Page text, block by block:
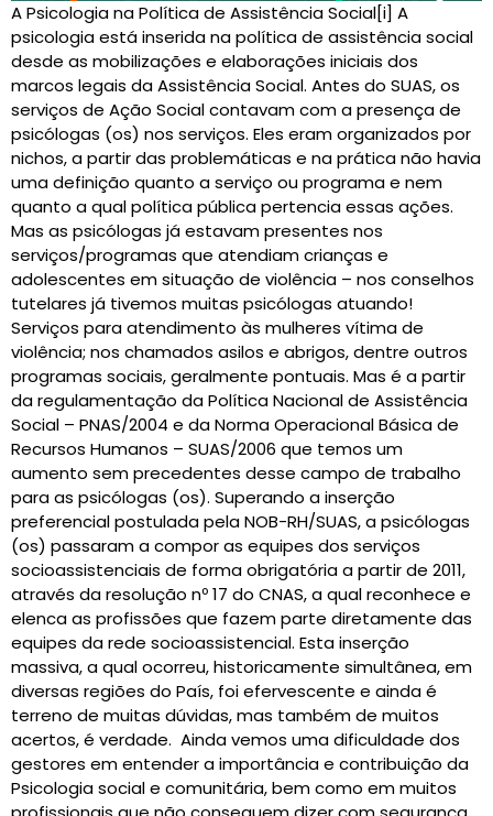
A Psicologia na Política de Assistência Social[i] A
psicologia está inserida na política de assistência social
desde as mobilizações e elaborações iniciais dos
marcos legais da Assistência Social. Antes do SUAS, os
serviços de Ação Social contavam com a presença de
psicólogas (os) nos serviços. Eles eram organizados por
nichos, a partir das problemáticas e na prática não havia
uma definição quanto a serviço ou programa e nem
quanto a qual política pública pertencia essas ações.
Mas as psicólogas já estavam presentes nos
serviços/programas que atendiam crianças e
adolescentes em situação de violência – nos conselhos
tutelares já tivemos muitas psicólogas atuando!
Serviços para atendimento às mulheres vítima de
violência; nos chamados asilos e abrigos, dentre outros
programas sociais, geralmente pontuais. Mas é a partir
da regulamentação da Política Nacional de Assistência
Social – PNAS/2004 e da Norma Operacional Básica de
Recursos Humanos – SUAS/2006 que temos um
aumento sem precedentes desse campo de trabalho
para as psicólogas (os). Superando a inserção
preferencial postulada pela NOB-RH/SUAS, a psicólogas
(os) passaram a compor as equipes dos serviços
socioassistenciais de forma obrigatória a partir de 2011,
através da resolução nº 17 do CNAS, a qual reconhece e
elenca as profissões que fazem parte diretamente das
equipes da rede socioassistencial. Esta inserção
massiva, a qual ocorreu, historicamente simultânea, em
diversas regiões do País, foi efervescente e ainda é
terreno de muitas dúvidas, mas também de muitos
acertos, é verdade. Ainda vemos uma dificuldade dos
gestores em entender a importância e contribuição da
Psicologia social e comunitária, bem como em muitos